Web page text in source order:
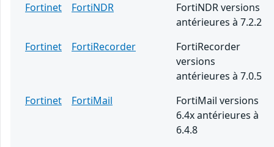
Fortinet
FortiNDR
FortiNDR versions
antérieures à 7.2.2
Fortinet
FortiRecorder
FortiRecorder
versions
antérieures à 7.0.5
Fortinet
FortiMail
FortiMail versions
6.4x antérieures à
6.4.8